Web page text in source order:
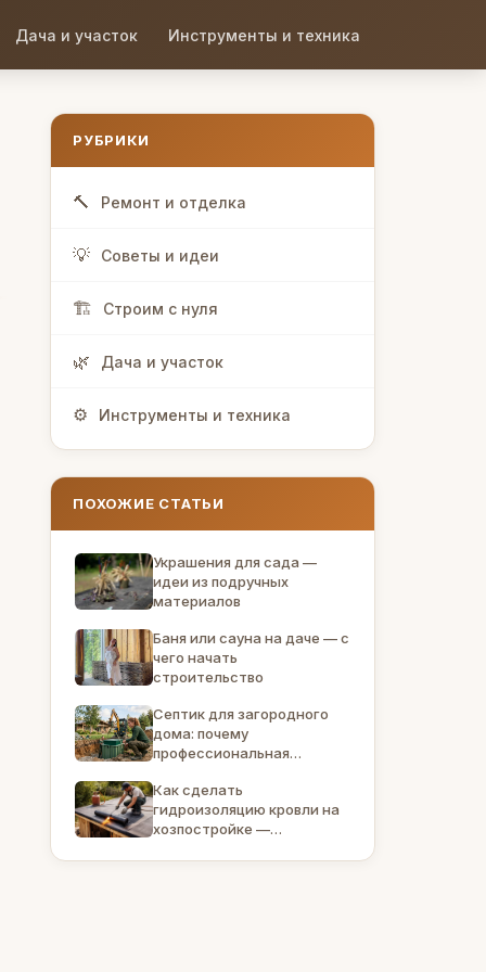
Дача и участок Инструменты и техника
РУБРИКИ
Ремонт и отделка
Советы и идеи
Строим с нуля
Дача и участок
Инструменты и техника
ПОХОЖИЕ СТАТЬИ
Украшения для сада —
идеи из подручных
материалов
Баня или сауна на даче — с
чего начать
строительство
Септик для загородного
дома: почему
профессиональная
выгоднее
самостоятельного
монтажа
Как сделать
гидроизоляцию кровли на
хозпостройке —